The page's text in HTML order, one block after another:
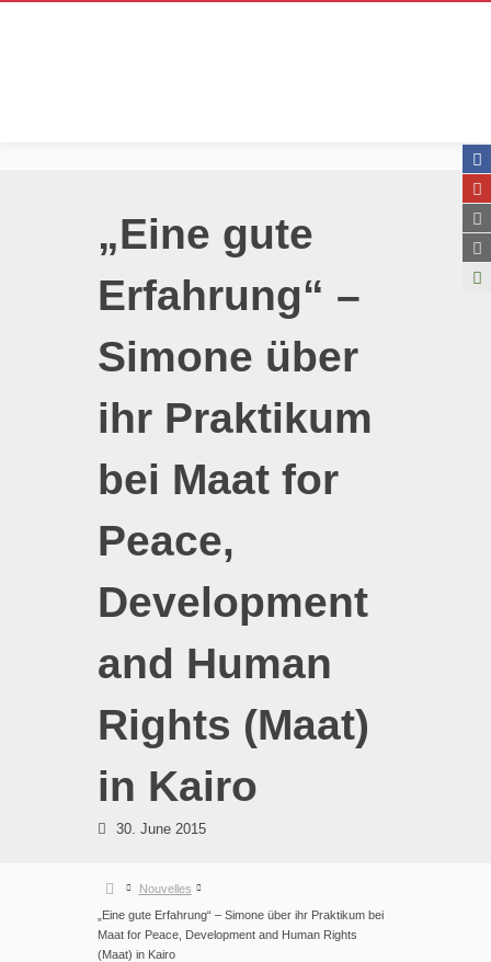
„Eine gute
Erfahrung“ –
Simone über
ihr Praktikum
bei Maat for
Peace,
Development
and Human
Rights (Maat)
in Kairo
30. June 2015
Nouvelles
„Eine gute Erfahrung“ – Simone über ihr Praktikum bei
Maat for Peace, Development and Human Rights
(Maat) in Kairo